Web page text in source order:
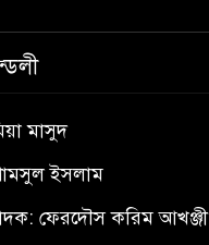
মাসুদ
ইসলাম
ফেরদৌস করিম আখঞ্জী